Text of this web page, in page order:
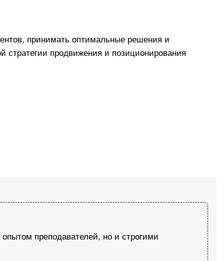
принимать оптимальные решения и
продвижения и позиционирования
преподавателей, но и строгими